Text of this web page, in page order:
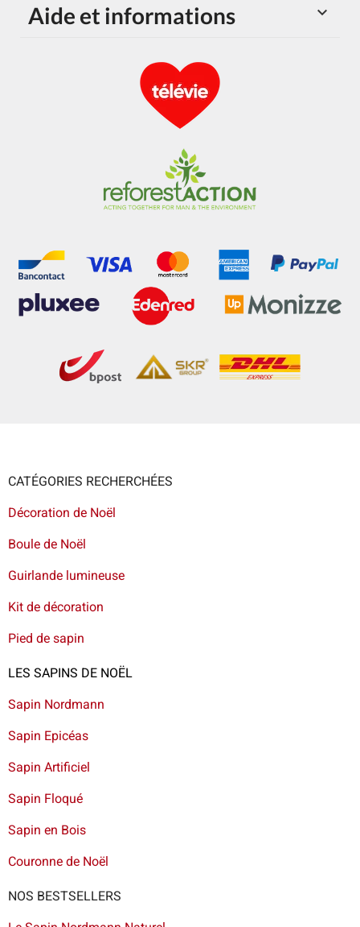

Aide et informations
CATÉGORIES RECHERCHÉES
Décoration de Noël
Boule de Noël
Guirlande lumineuse
Kit de décoration
Pied de sapin
LES SAPINS DE NOËL
Sapin Nordmann
Sapin Epicéas
Sapin Artificiel
Sapin Floqué
Sapin en Bois
Couronne de Noël
NOS BESTSELLERS